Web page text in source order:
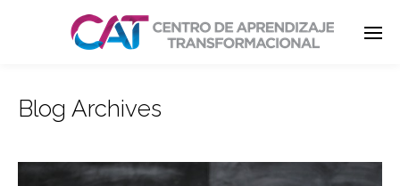
Enter tracking ID
Blog Archives